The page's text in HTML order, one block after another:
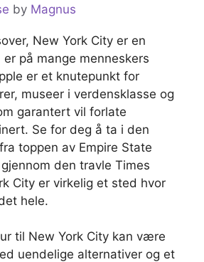
by Magnus
New York City er en
på mange menneskers
er et knutepunkt for
museer i verdensklasse og
garantert vil forlate
Se for deg å ta i den
toppen av Empire State
den travle Times
City er virkelig et sted hvor
hele.
til New York City kan være
uendelige alternativer og et